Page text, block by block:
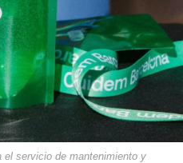
el servicio de mantenimiento y